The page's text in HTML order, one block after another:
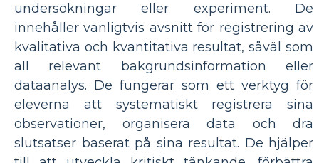
undersökningar eller experiment. De
innehåller vanligtvis avsnitt för registrering av
kvalitativa och kvantitativa resultat, såväl som
all relevant bakgrundsinformation eller
dataanalys. De fungerar som ett verktyg för
eleverna att systematiskt registrera sina
observationer, organisera data och dra
slutsatser baserat på sina resultat. De hjälper